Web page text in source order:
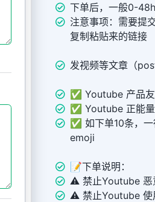
下单后，一般0-
注意事项：需要提
复制粘贴来的链接
发视频等文章（
✅ Youtube 产品
✅ Youtube 正能
✅ 如下单10条，
emoji
📝下单说明：
⚠️ 禁止Youtube 恶
⚠️ 禁止Youtube 使